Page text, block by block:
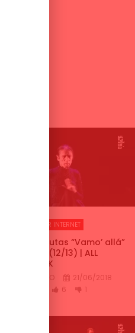
TELEVISIONES POR INTERNET
Flamenconautas “Vamo’ allá”
Shoji Kojima (12/13) | ALL
FLAMENCO 4K
ALL FLAMENCO
21/06/2018
6 1